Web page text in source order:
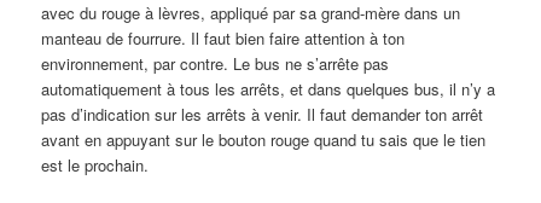
avec du rouge à lèvres, appliqué par sa grand-mère dans un
manteau de fourrure. Il faut bien faire attention à ton
environnement, par contre. Le bus ne s’arrête pas
automatiquement à tous les arrêts, et dans quelques bus, il n’y a
pas d’indication sur les arrêts à venir. Il faut demander ton arrêt
avant en appuyant sur le bouton rouge quand tu sais que le tien
est le prochain.